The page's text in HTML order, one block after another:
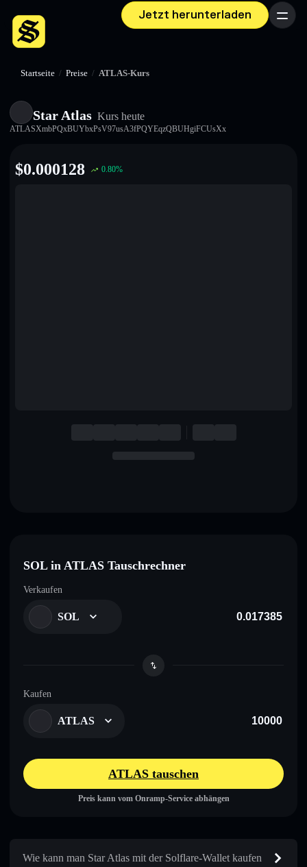
Jetzt herunterladen Menü
Startseite / Preise / ATLAS-Kurs
Star Atlas Kurs heute
ATLASXmbPQxBUYbxPsV97usA3fPQYEqzQBUHgiFCUsXx
$0.000128 0.80%
SOL in ATLAS Tauschrechner
Verkaufen
SOL
Kaufen
ATLAS
ATLAS tauschen
Preis kann vom Onramp-Service abhängen
Wie kann man Star Atlas mit der Solflare-Wallet kaufen